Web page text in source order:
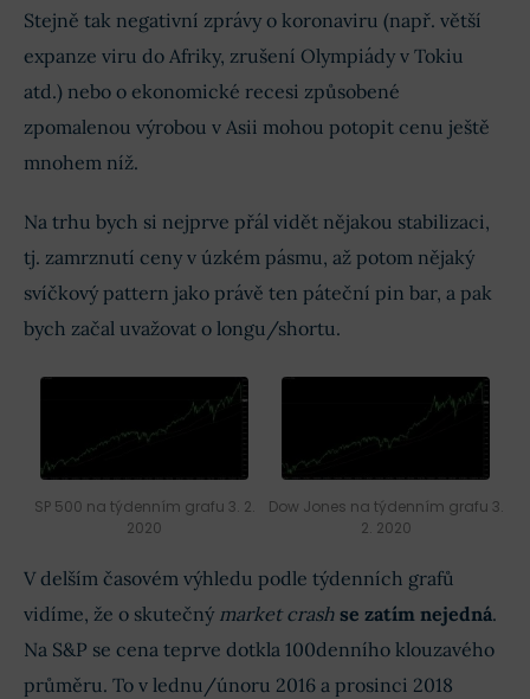
Stejně tak negativní zprávy o koronaviru (např. větší
expanze viru do Afriky, zrušení Olympiády v Tokiu
atd.) nebo o ekonomické recesi způsobené
zpomalenou výrobou v Asii mohou potopit cenu ještě
mnohem níž.
Na trhu bych si nejprve přál vidět nějakou stabilizaci,
tj. zamrznutí ceny v úzkém pásmu, až potom nějaký
svíčkový pattern jako právě ten páteční pin bar, a pak
bych začal uvažovat o longu/shortu.
SP 500 na týdenním grafu 3. 2.
2020
Dow Jones na týdenním grafu 3.
2. 2020
V delším časovém výhledu podle týdenních grafů
vidíme, že o skutečný market crash se zatím nejedná.
Na S&P se cena teprve dotkla 100denního klouzavého
průměru. To v lednu/únoru 2016 a prosinci 2018